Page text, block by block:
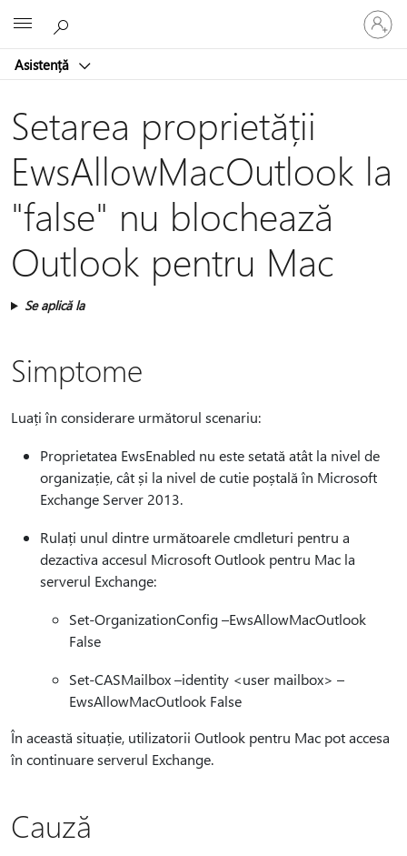
Asistență
vă
la
dvs.
Setarea proprietății
EwsAllowMacOutlook la
"false" nu blochează
Outlook pentru Mac
Se aplică la
Simptome
Luați în considerare următorul scenariu:
Proprietatea EwsEnabled nu este setată atât la nivel de
organizație, cât și la nivel de cutie poștală în Microsoft
Exchange Server 2013.
Rulați unul dintre următoarele cmdleturi pentru a
dezactiva accesul Microsoft Outlook pentru Mac la
serverul Exchange:
Set-OrganizationConfig –EwsAllowMacOutlook
False
Set-CASMailbox –identity <user mailbox> –
EwsAllowMacOutlook False
În această situație, utilizatorii Outlook pentru Mac pot accesa
în continuare serverul Exchange.
Cauză